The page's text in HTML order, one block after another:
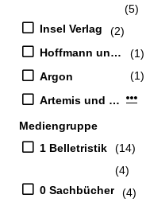
Insel Verlag
(5)
Hoffmann und Campe
(2)
Argon
(1)
Artemis und Winkler
(1)
Mediengruppe
1 Belletristik
(14)
0 Sachbücher
(4)
(4)